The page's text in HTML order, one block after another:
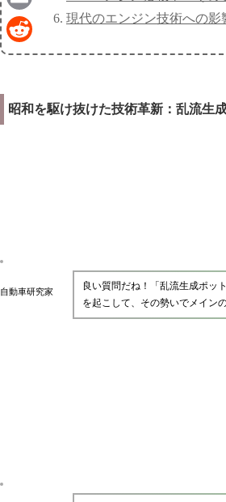
現代のエンジン技術への影
昭和を駆け抜けた技術革新：乱流生
自動車研究家
良い質問だね！「乱流生成ポッ
を起こして、その勢いでメイン
Email
Reddit